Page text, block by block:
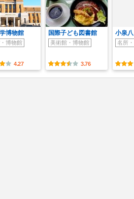
博物館
博物館
4.27
国際子ども図書館
美術館・博物館
3.76
小泉
名所